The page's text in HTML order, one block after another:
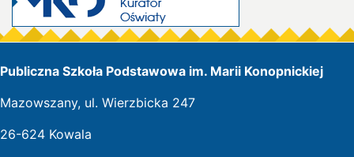
Publiczna Szkoła Podstawowa im. Marii Konopnickiej
Mazowszany, ul. Wierzbicka 247
26-624 Kowala